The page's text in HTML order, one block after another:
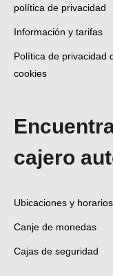
política de privacidad
Información y tarifas
Política de privacidad
cookies
cajero
Ubicaciones y horarios
Canje de monedas
Cajas de seguridad